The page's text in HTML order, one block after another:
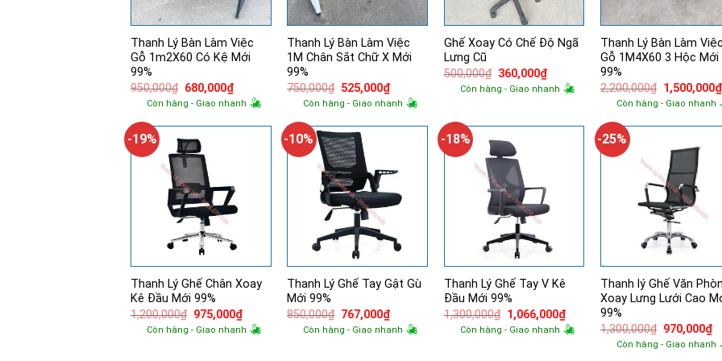
Thanh Lý Bàn Làm Việc
Gỗ 1m2X60 Có Kệ Mới
99%
950,000₫ Giá
gốc
là:
680,000₫Giá
hiện
tại
680,000₫.
Còn hàng - Giao nhanh
Thanh Lý Bàn Làm Việc
1M Chân Sắt Chữ X Mới
99%
750,000₫ Giá
gốc
là:
525,000₫Giá
hiện
tại
525,000₫.
Còn hàng - Giao nhanh
Ghế Xoay Có Chế Độ Ngã
Lưng Cũ
500,000₫ Giá
gốc
là:
360,000₫Giá
hiện
tại
Còn hàng - Giao nhanh
Thanh Lý Bàn Làm Việc
Gỗ 1M4X60 3 Hộc Mới
99%
2,200,000₫ Giá
gốc
là:
1,500,000₫
Còn hàng - Giao nhanh
-19%
Thanh Lý Ghế Chân Xoay
Kê Đầu Mới 99%
1,200,000₫ Giá
gốc
là:
975,000₫Giá
hiện
tại
Còn hàng - Giao nhanh
-10%
Thanh Lý Ghế Tay Gật Gù
Mới 99%
850,000₫ Giá
gốc
là:
767,000₫Giá
hiện
tại
Còn hàng - Giao nhanh
-18%
Thanh Lý Ghế Tay V Kê
Đầu Mới 99%
1,300,000₫ Giá
gốc
là:
1,066,000₫Giá
hiện
tại
Còn hàng - Giao nhanh
-25%
Thanh lý Ghế Văn
Xoay Lưng Lưới Cao
99%
1,300,000₫ Giá
gốc
là:
970,000₫Giá
Còn hàng - Giao nhanh